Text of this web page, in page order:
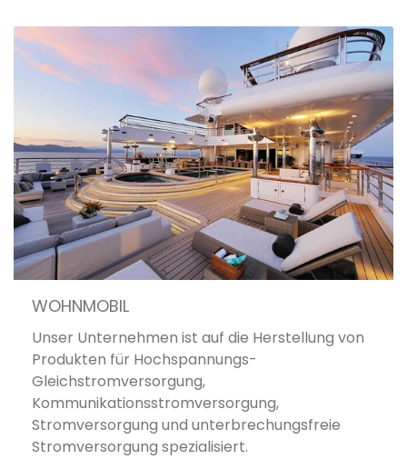
WOHNMOBIL
Unser Unternehmen ist auf die Herstellung von
Produkten für Hochspannungs-
Gleichstromversorgung,
Kommunikationsstromversorgung,
Stromversorgung und unterbrechungsfreie
Stromversorgung spezialisiert.